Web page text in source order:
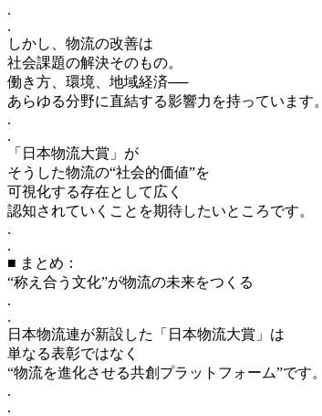
.
.
しかし、物流の改善は
社会課題の解決そのもの。
働き方、環境、地域経済──
あらゆる分野に直結する影響力を持っています。
.
.
「日本物流大賞」が
そうした物流の“社会的価値”を
可視化する存在として広く
認知されていくことを期待したいところです。
.
.
■ まとめ：
“称え合う文化”が物流の未来をつくる
.
.
日本物流連が新設した「日本物流大賞」は
単なる表彰ではなく
“物流を進化させる共創プラットフォーム”です。
.
.